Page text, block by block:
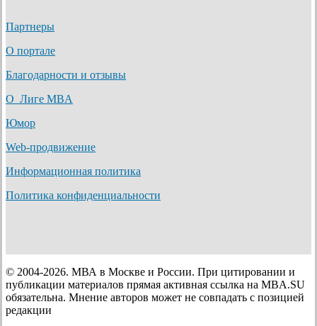
Партнеры
О портале
Благодарности и отзывы
О Лиге MBA
Юмор
Web-продвижение
Информационная политика
Политика конфиденциальности
© 2004-2026. МВА в Москве и России. При цитировании и
публикации материалов прямая активная ссылка на MBA.SU
обязательна. Мнение авторов может не совпадать с позицией
редакции